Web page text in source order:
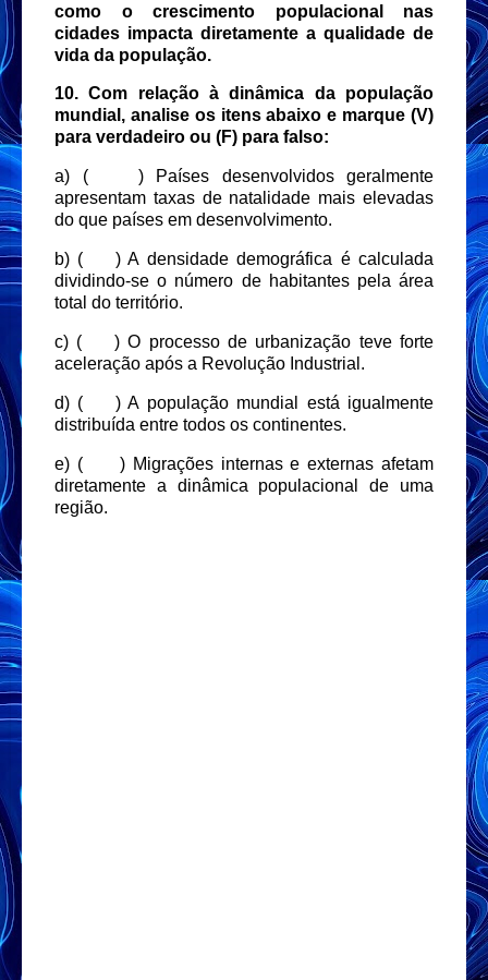
como o crescimento populacional nas
cidades impacta diretamente a qualidade de
vida da população.
10. Com relação à dinâmica da população
mundial, analise os itens abaixo e marque (V)
para verdadeiro ou (F) para falso:
a) (
) Países desenvolvidos geralmente
apresentam taxas de natalidade mais elevadas
do que países em desenvolvimento.
b) (
) A densidade demográfica é calculada
dividindo-se o número de habitantes pela área
total do território.
c) (
) O processo de urbanização teve forte
aceleração após a Revolução Industrial.
d) (
) A população mundial está igualmente
distribuída entre todos os continentes.
e) (
) Migrações internas e externas afetam
diretamente a dinâmica populacional de uma
região.